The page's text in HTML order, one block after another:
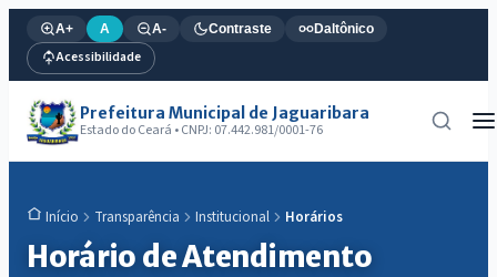
A+ A A- Contraste Daltônico
Acessibilidade
Prefeitura Municipal de Jaguaribara
Estado do Ceará • CNPJ: 07.442.981/0001-76
Início Transparência Institucional Horários
Horário de Atendimento